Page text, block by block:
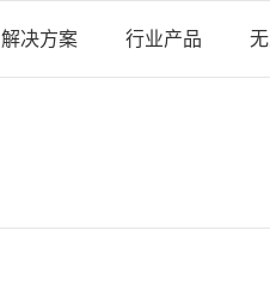
解决方案 行业产品